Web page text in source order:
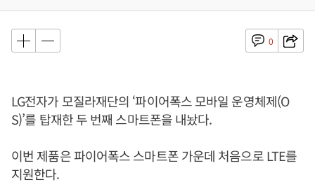
0
LG전자가 모질라재단의 ‘파이어폭스 모바일 운영체제(O
S)’를 탑재한 두 번째 스마트폰을 내놨다.
이번 제품은 파이어폭스 스마트폰 가운데 처음으로 LTE를
지원한다.